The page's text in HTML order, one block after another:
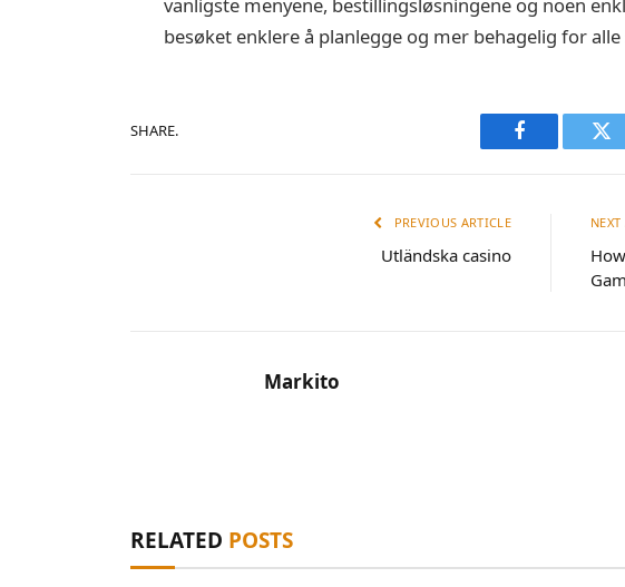
besøket enklere å planlegge og mer behagelig for
SHARE.
Facebook
PREVIOUS ARTICLE
Utländska casino
Markito
RELATED POSTS